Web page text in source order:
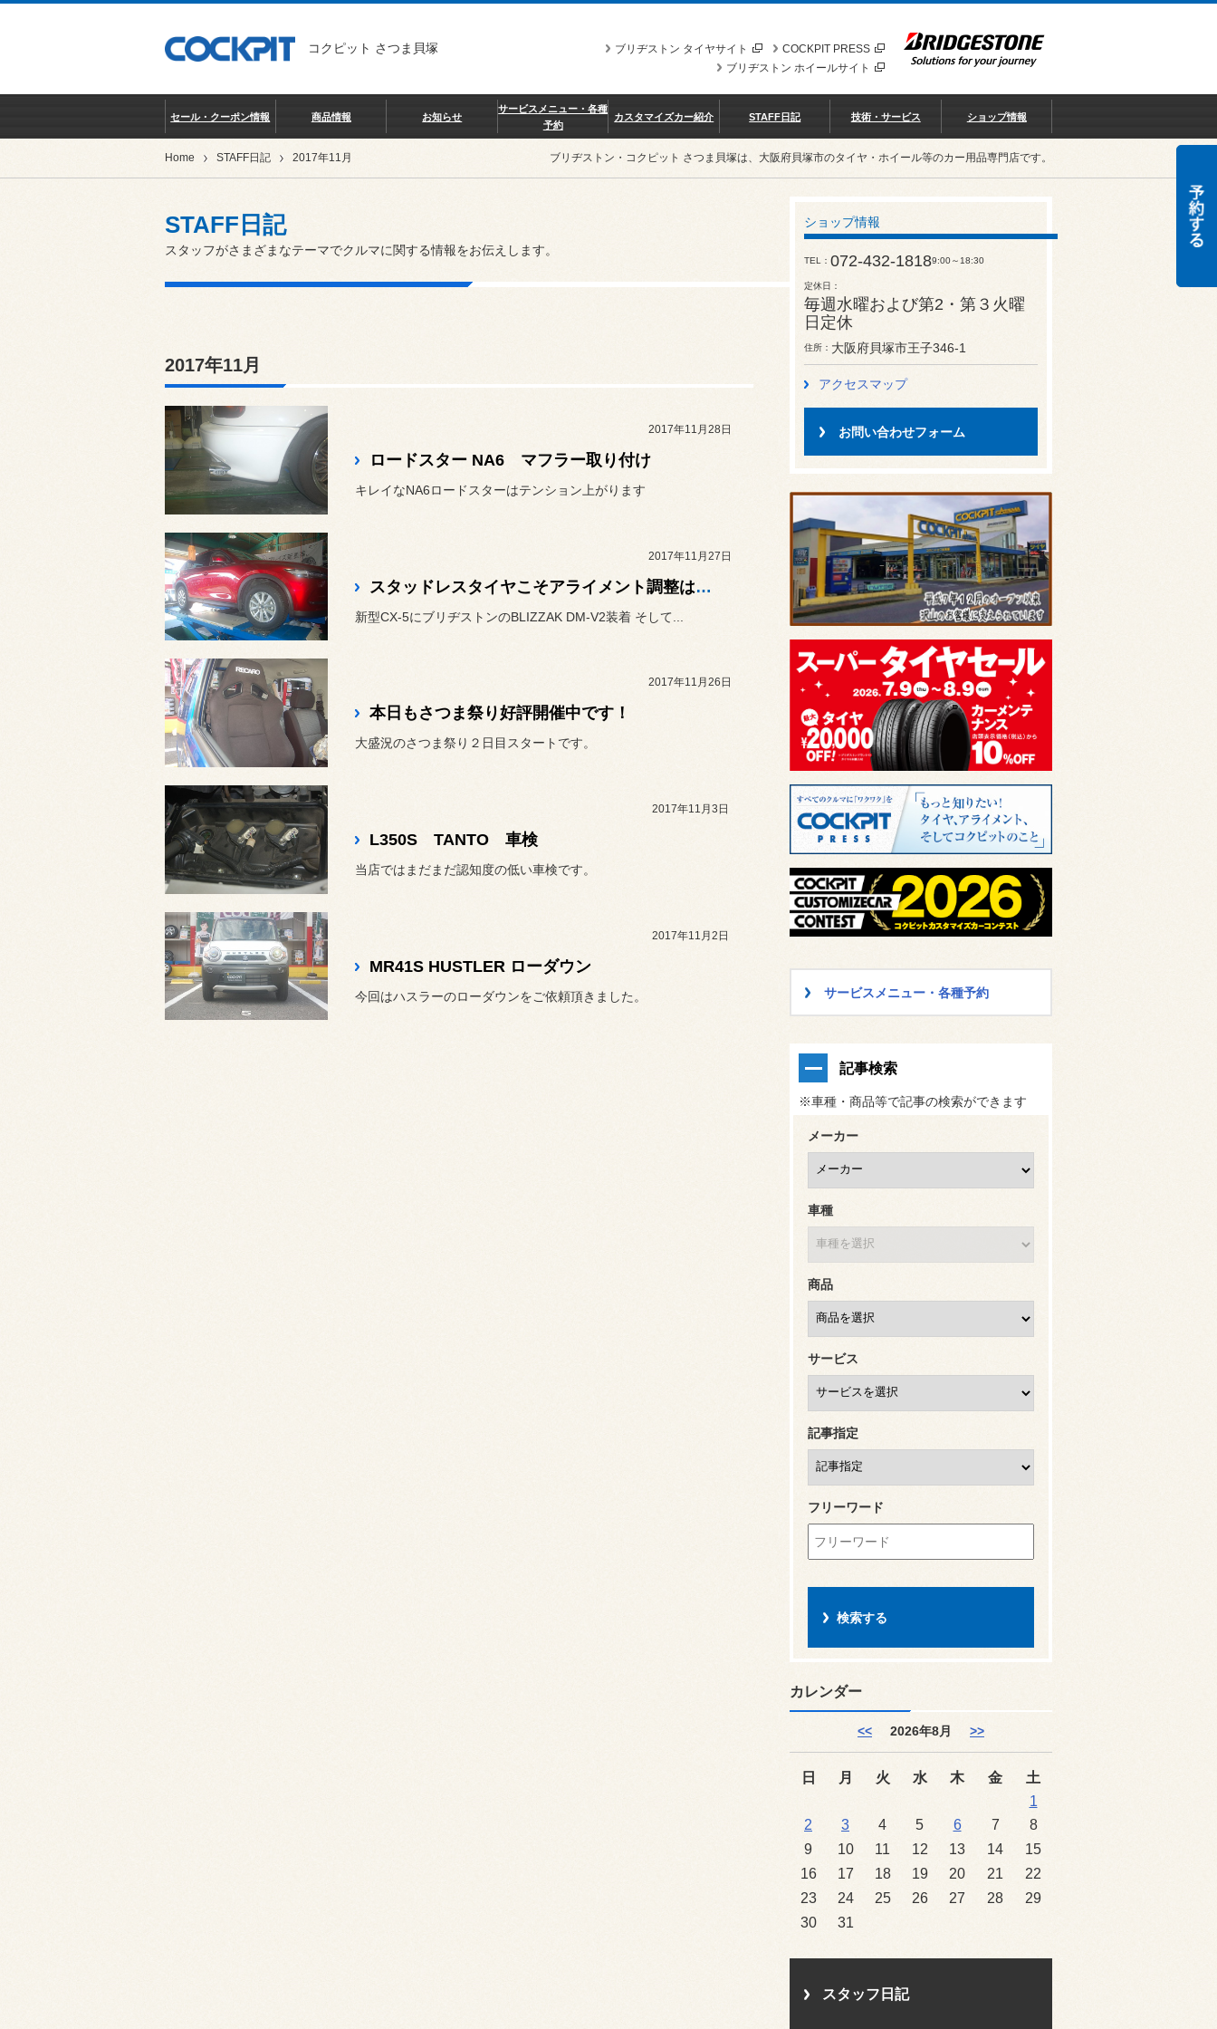
コクピット さつま貝塚 COCKPIT PRESS
ブリヂストン タイヤサイト
ブリヂストン ホイールサイト
セール・クーポン情報 商品情報 お知らせ
サービスメニュー・各種
予約
カスタマイズカー紹介 STAFF日記 技術・サービス ショップ情報
Home STAFF日記 2017年11月 ブリヂストン・コクピット さつま貝塚は、大阪府貝塚市のタイヤ・ホイール等のカー用品専門店です。
STAFF日記
スタッフがさまざまなテーマでクルマに関する情報をお伝えします。
2017年11月
2017年11月28日
ロードスター NA6 マフラー取り付け
キレイなNA6ロードスターはテンション上がります
2017年11月27日
スタッドレスタイヤこそアライメント調整は重要なんです。
新型CX-5にブリヂストンのBLIZZAK DM-V2装着 そして...
2017年11月26日
本日もさつま祭り好評開催中です！
大盛況のさつま祭り２日目スタートです。
2017年11月3日
L350S TANTO 車検
当店ではまだまだ認知度の低い車検です。
2017年11月2日
MR41S HUSTLER ローダウン
今回はハスラーのローダウンをご依頼頂きました。
ショップ情報
TEL 072-432-18189:00～18:30
定休日
毎週水曜および第2・第３火曜
日定休
住所 大阪府貝塚市王子346-1
アクセスマップ
お問い合わせフォーム
サービスメニュー・各種予約
記事検索
※車種・商品等で記事の検索ができます
メーカー
車種
商品
サービス
記事指定
フリーワード
カレンダー
<< 2026年8月 >>
日 月 火 水 木 金
土
1
2
3 4 5 6 7
8
9
10 11 12 13 14
15
16
17 18 19 20 21
22
23
24 25 26 27 28
29
30
31
スタッフ日記